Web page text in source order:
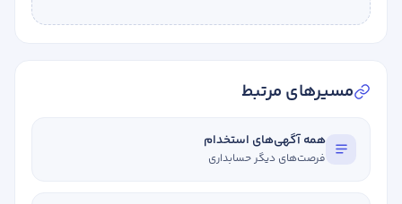
مسیرهای مرتبط
همه آگهی‌های استخدام
فرصت‌های دیگر حسابداری